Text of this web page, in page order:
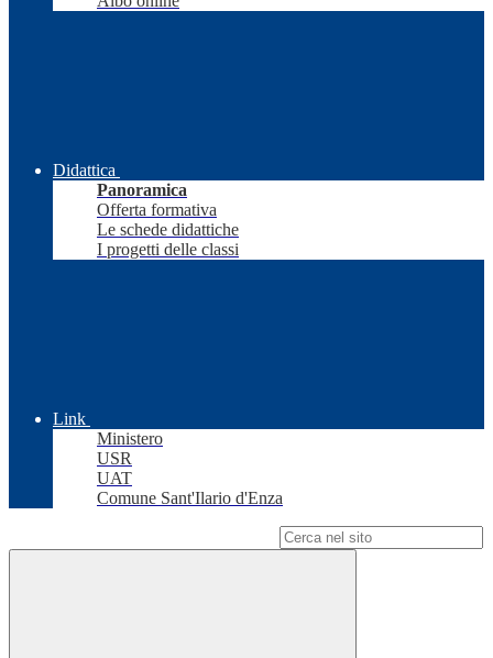
Didattica
Panoramica
Offerta formativa
Le schede didattiche
I progetti delle classi
Link
Ministero
USR
UAT
Comune Sant'Ilario d'Enza